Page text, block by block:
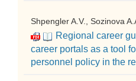
Shpengler A.V., Sozinova
Regional career
career portals as a tool
personnel policy in the